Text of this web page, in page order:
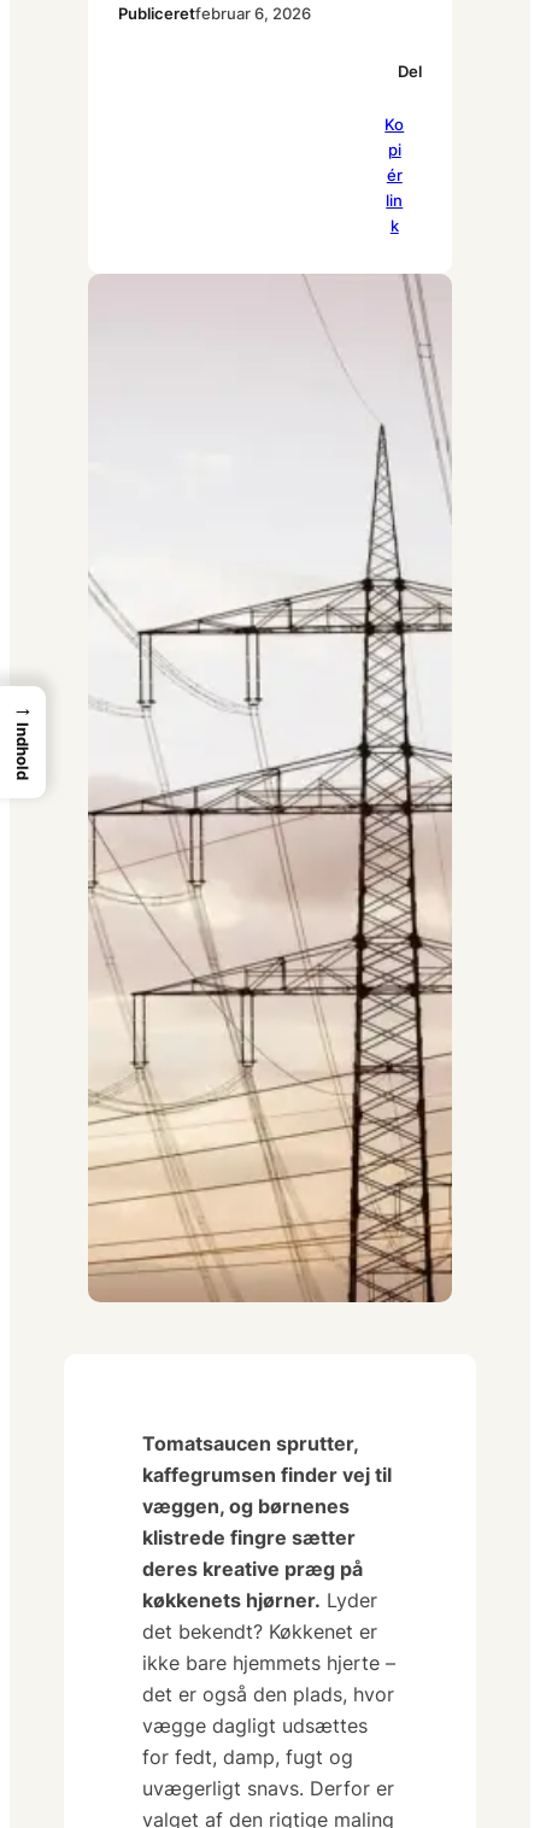
Publiceretfebruar 6, 2026
Del
Ko
pi
ér
lin
k
Tomatsaucen sprutter,
kaffegrumsen finder vej til
væggen, og børnenes
klistrede fingre sætter
deres kreative præg på
køkkenets hjørner. Lyder
det bekendt? Køkkenet er
ikke bare hjemmets hjerte –
det er også den plads, hvor
vægge dagligt udsættes
for fedt, damp, fugt og
uvægerligt snavs. Derfor er
valget af den rigtige maling
→
Indhold